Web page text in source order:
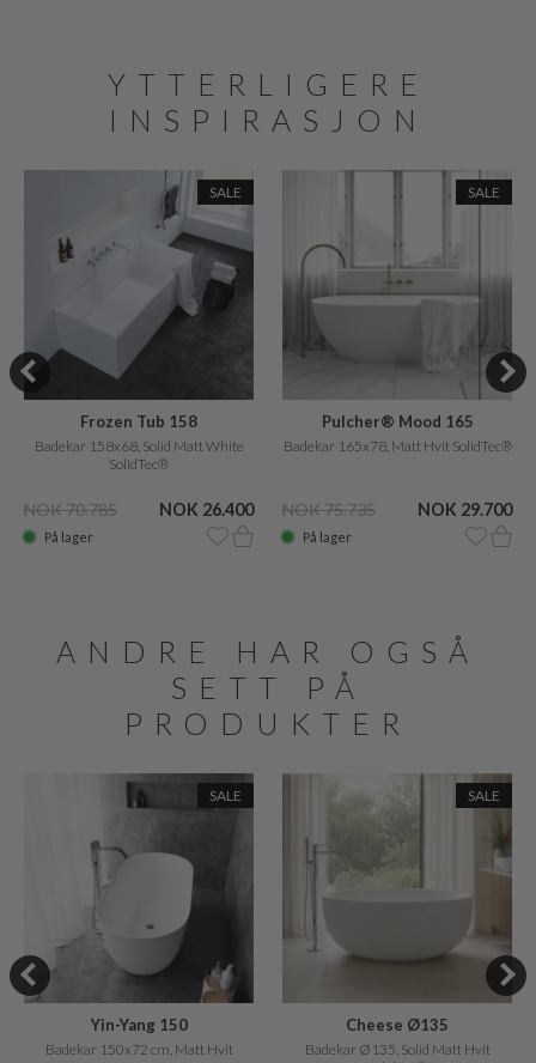
YTTERLIGERE
INSPIRASJON
SALE
Frozen Tub 158
Badekar 158x68, Solid Matt White
SolidTec®
NOK 70.785 NOK 26.400
På lager
SALE
Pulcher® Mood 165
Badekar 165x78, Matt Hvit SolidTec®
NOK 75.735 NOK 29.700
På lager
ANDRE HAR OGSÅ
SETT PÅ
PRODUKTER
SALE
Yin-Yang 150
Badekar 150x72 cm, Matt Hvit
SALE
Cheese Ø135
Badekar Ø135, Solid Matt Hvit